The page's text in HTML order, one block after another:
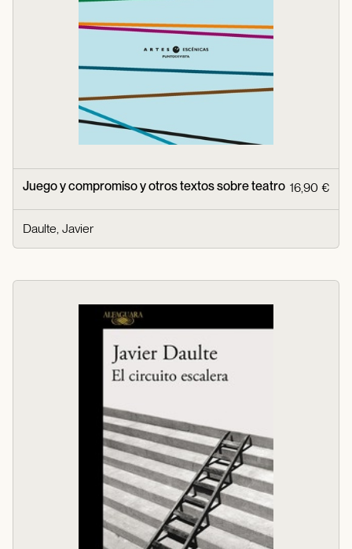
Juego y compromiso y otros textos sobre teatro 16,90 €
Daulte, Javier